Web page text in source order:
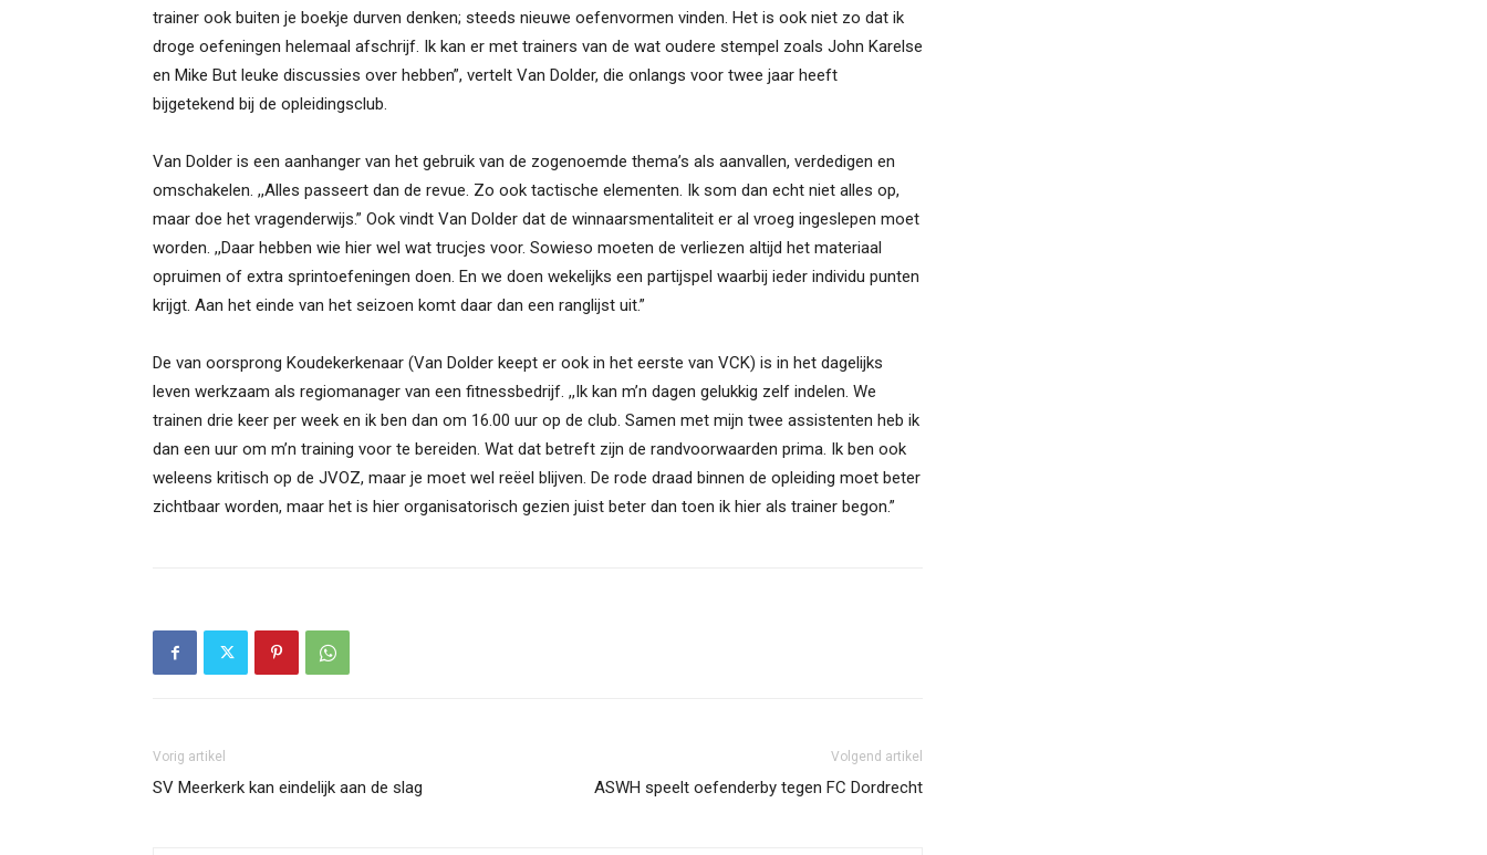
trainer ook buiten je boekje durven denken; steeds nieuwe oefenvormen vinden. Het is ook niet zo dat ik
droge oefeningen helemaal afschrijf. Ik kan er met trainers van de wat oudere stempel zoals John Karelse
en Mike But leuke discussies over hebben”, vertelt Van Dolder, die onlangs voor twee jaar heeft
bijgetekend bij de opleidingsclub.
Van Dolder is een aanhanger van het gebruik van de zogenoemde thema’s als aanvallen, verdedigen en
omschakelen. ,,Alles passeert dan de revue. Zo ook tactische elementen. Ik som dan echt niet alles op,
maar doe het vragenderwijs.” Ook vindt Van Dolder dat de winnaarsmentaliteit er al vroeg ingeslepen moet
worden. ,,Daar hebben wie hier wel wat trucjes voor. Sowieso moeten de verliezen altijd het materiaal
opruimen of extra sprintoefeningen doen. En we doen wekelijks een partijspel waarbij ieder individu punten
krijgt. Aan het einde van het seizoen komt daar dan een ranglijst uit.”
De van oorsprong Koudekerkenaar (Van Dolder keept er ook in het eerste van VCK) is in het dagelijks
leven werkzaam als regiomanager van een fitnessbedrijf. ,,Ik kan m’n dagen gelukkig zelf indelen. We
trainen drie keer per week en ik ben dan om 16.00 uur op de club. Samen met mijn twee assistenten heb ik
dan een uur om m’n training voor te bereiden. Wat dat betreft zijn de randvoorwaarden prima. Ik ben ook
weleens kritisch op de JVOZ, maar je moet wel reëel blijven. De rode draad binnen de opleiding moet beter
zichtbaar worden, maar het is hier organisatorisch gezien juist beter dan toen ik hier als trainer begon.”
Vorig artikel
SV Meerkerk kan eindelijk aan de slag
Volgend artikel
ASWH speelt oefenderby tegen FC Dordrecht